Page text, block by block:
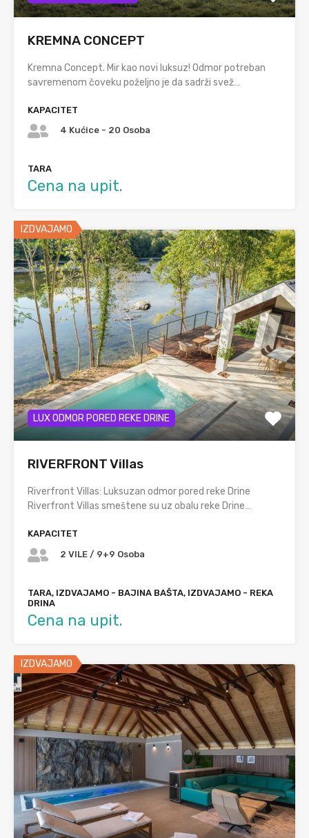
KREMNA CONCEPT
Kremna Concept. Mir kao novi luksuz! Odmor potreban
savremenom čoveku poželjno je da sadrži svež…
KAPACITET
4 Kućice - 20 Osoba
TARA
Cena na upit.
IZDVAJAMO
LUX ODMOR PORED REKE DRINE
RIVERFRONT Villas
Riverfront Villas: Luksuzan odmor pored reke Drine
Riverfront Villas smeštene su uz obalu reke Drine…
KAPACITET
2 VILE / 9+9 Osoba
TARA, IZDVAJAMO - BAJINA BAŠTA, IZDVAJAMO - REKA
DRINA
Cena na upit.
IZDVAJAMO